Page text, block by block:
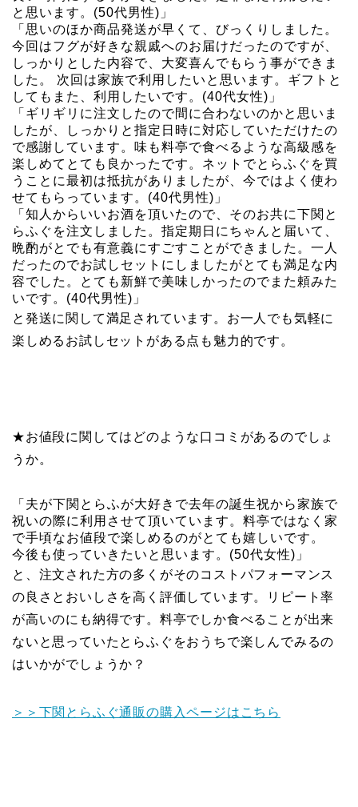
と思います。(50代男性)」
「思いのほか商品発送が早くて、びっくりしました。
今回はフグが好きな親戚へのお届けだったのですが、
しっかりとした内容で、大変喜んでもらう事ができま
した。 次回は家族で利用したいと思います。ギフトと
してもまた、利用したいです。(40代女性)」
「ギリギリに注文したので間に合わないのかと思いま
したが、しっかりと指定日時に対応していただけたの
で感謝しています。味も料亭で食べるような高級感を
楽しめてとても良かったです。ネットでとらふぐを買
うことに最初は抵抗がありましたが、今ではよく使わ
せてもらっています。(40代男性)」
「知人からいいお酒を頂いたので、そのお共に下関と
らふぐを注文しました。指定期日にちゃんと届いて、
晩酌がとでも有意義にすごすことができました。一人
だったのでお試しセットにしましたがとても満足な内
容でした。とても新鮮で美味しかったのでまた頼みた
いです。(40代男性)」
と発送に関して満足されています。お一人でも気軽に
楽しめるお試しセットがある点も魅力的です。
★お値段に関してはどのような口コミがあるのでしょ
うか。
「夫が下関とらふが大好きで去年の誕生祝から家族で
祝いの際に利用させて頂いています。料亭ではなく家
で手頃なお値段で楽しめるのがとても嬉しいです。
今後も使っていきたいと思います。(50代女性)」
と、注文された方の多くがそのコストパフォーマンス
の良さとおいしさを高く評価しています。リピート率
が高いのにも納得です。料亭でしか食べることが出来
ないと思っていたとらふぐをおうちで楽しんでみるの
はいかがでしょうか？
＞＞下関とらふぐ通販の購入ページはこちら